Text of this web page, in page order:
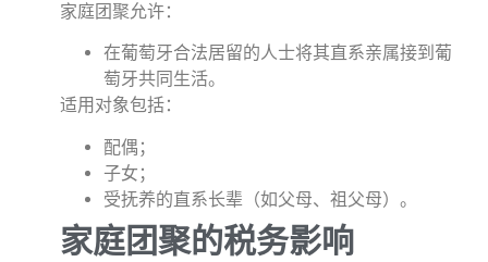
家庭团聚允许：
在葡萄牙合法居留的人士将其直系亲属接到葡
萄牙共同生活。
适用对象包括：
配偶；
子女；
受抚养的直系长辈（如父母、祖父母）。
家庭团聚的税务影响